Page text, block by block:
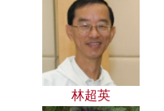
林超英